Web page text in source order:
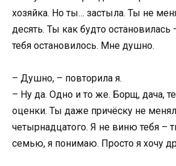
хозяйка. Но ты… застыла. Ты не
десять. Ты как будто остановилась
тебя остановилось. Мне душно.
– Душно, – повторила я.
– Ну да. Одно и то же. Борщ, дача,
оценки. Ты даже причёску не
четырнадцатого. Я не виню тебя –
семью, я понимаю. Просто я хочу